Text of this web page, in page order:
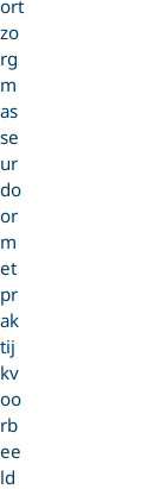
ort
zo
rg
m
as
se
ur
do
or
m
et
pr
ak
tij
kv
oo
rb
ee
ld